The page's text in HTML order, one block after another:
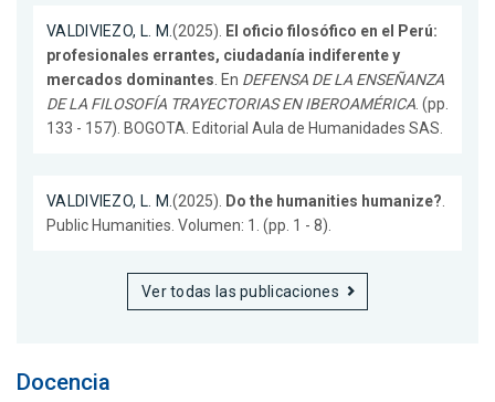
VALDIVIEZO, L. M.(2025).
El oficio filosófico en el Perú:
profesionales errantes, ciudadanía indiferente y
mercados dominantes . En DEFENSA DE LA ENSEÑANZA
DE LA FILOSOFÍA TRAYECTORIAS EN IBEROAMÉRICA . (pp.
133 - 157). BOGOTA. Editorial Aula de Humanidades SAS.
VALDIVIEZO, L. M.(2025). Do the humanities humanize?
Public Humanities. Volumen: 1. (pp. 1 - 8).
Ver todas las publicaciones
Docencia